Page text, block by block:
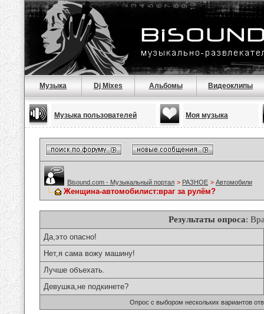
Музыка Dj Mixes Альбомы Видеоклипы
Музыка пользователей Моя музыка
Bisound.com - Музыкальный портал > РАЗНОЕ > Автомобили
Женщина-автомобилист:враг за рулём?
Результаты опроса:
Да,это опасно!
Нет,я сама вожу машину!
Лучше объехать.
Девушка,не подкинете?
Опрос с выбором нескольких вариантов